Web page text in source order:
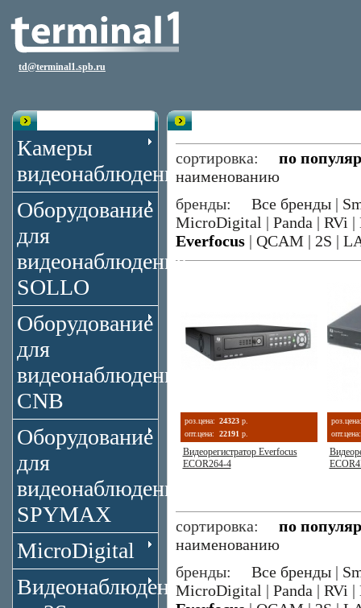
td@terminal1.spb.ru
Камеры
видеонаблюдения
Оборудование
для
видеонаблюдения
SOLLO
Оборудование
для
видеонаблюдения
CNB
Оборудование
для
видеонаблюдения
SPYMAX
MicroDigital
Видеонаблюдение
сортировка: по
наименованию
бренды: Все бренды |
MicroDigital | Panda | RVi |
Everfocus | QCAM | 2S |
роз.цена: 24323 р.
опт.цена:
22191 р.
Видеорегистратор Everfocus
ECOR264-4
роз.цена:
опт.цена:
сортировка: по
наименованию
бренды: Все бренды |
MicroDigital | Panda | RVi |